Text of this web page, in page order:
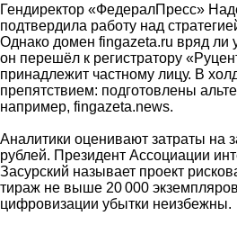
Гендиректор «ФедералПресс»
подтвердила работу над
Однако домен fingazeta.ru вряд ли
он перешёл к регистратору
принадлежит частному лицу. В
препятствием: подготовлены
например, fingazeta.news.
Аналитики оценивают затраты на
рублей. Президент Ассоциации
Засурский называет проект
тираж не выше 20 000 экземпляров
цифровизации убытки неизбежны.